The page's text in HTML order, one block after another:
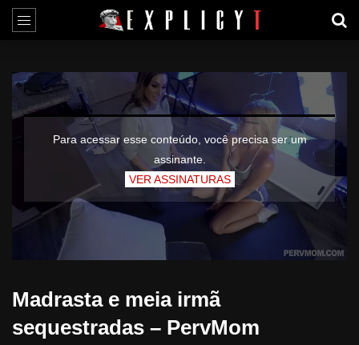
Para acessar esse conteúdo, você precisa ser um
assinante.
VER ASSINATURAS
Madrasta e meia irmã
sequestradas – PervMom